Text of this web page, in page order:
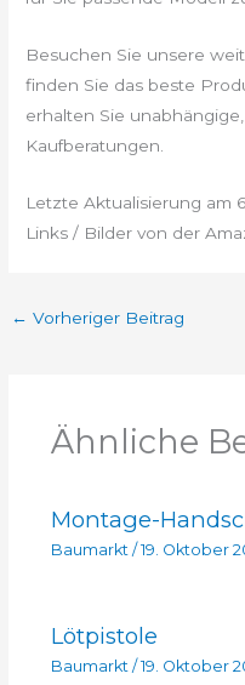
Besuchen Sie unsere
finden Sie das beste
erhalten Sie
Kaufberatungen.
Letzte Aktualisierung am
Links / Bilder von der
← Vorheriger Beitrag
Ähnliche
Montage-
Baumarkt/ 19. Oktober
Lötpistole
Baumarkt / 19. Oktober